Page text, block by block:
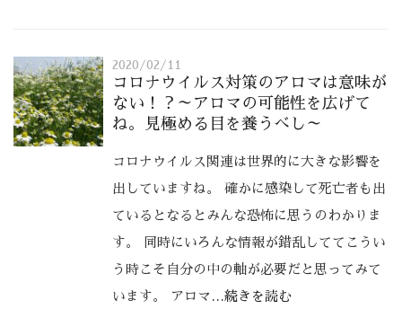
2020/02/11
コロナウイルス対策のアロマは意味が
ない！？～アロマの可能性を広げて
ね。見極める目を養うべし～
コロナウイルス関連は世界的に大きな影響を
出していますね。 確かに感染して死亡者も出
ているとなるとみんな恐怖に思うのわかりま
す。 同時にいろんな情報が錯乱しててこうい
う時こそ自分の中の軸が必要だと思ってみて
います。 アロマ …続きを読む